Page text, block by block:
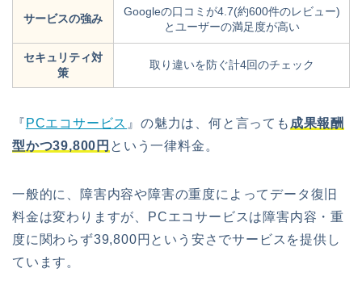
サービスの強み
Googleの口コミが4.7(約600件のレビュー)
とユーザーの満足度が高い
セキュリティ対
策
取り違いを防ぐ計4回のチェック
『 PCエコサービス 』の魅力は、何と言っても 成果報酬
型かつ39,800円 という一律料金。
一般的に、障害内容や障害の重度によってデータ復旧
料金は変わりますが、PCエコサービスは障害内容・重
度に関わらず39,800円という安さでサービスを提供し
ています。